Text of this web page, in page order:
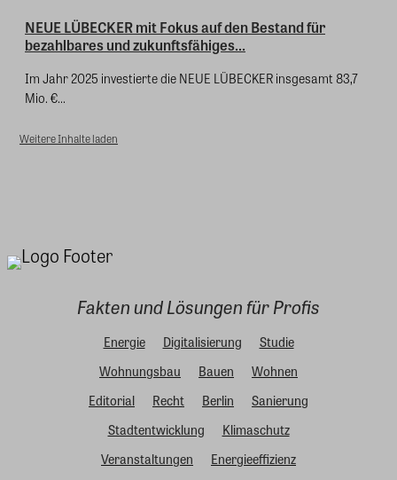
NEUE LÜBECKER mit Fokus auf den Bestand für
bezahlbares und zukunftsfähiges...
Im Jahr 2025 investierte die NEUE LÜBECKER insgesamt 83,7
Mio. €...
Weitere Inhalte laden
Fakten und Lösungen für Profis
Energie Digitalisierung
Studie
Wohnungsbau
Bauen
Wohnen
Editorial
Recht Berlin
Sanierung
Stadtentwicklung
Klimaschutz
Veranstaltungen
Energieeffizienz